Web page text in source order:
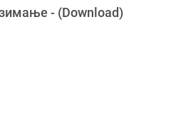
- (Download)